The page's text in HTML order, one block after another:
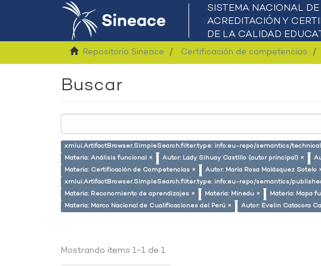
Repositorio Sineace Certificación de competencias
Buscar
xmlui.ArtifactBrowser.SimpleSearch.filter.type: info:eu-repo/semantics/
Materia: Análisis funcional ×
Autor: Lady Sihuay Castillo (autor principal) ×
Materia: Certificación de Competencias ×
Autor: María Rosa Malásquez Sotelo
xmlui.ArtifactBrowser.SimpleSearch.filter.type: info:eu-repo/semantics/
Materia: Reconomiento de aprendizajes ×
Materia: Minedu × Materia: Mapa
Materia: Marco Nacional de Cualificaciones del Perú ×
Autor: Evelin Catacora
Mostrando ítems 1-1 de 1